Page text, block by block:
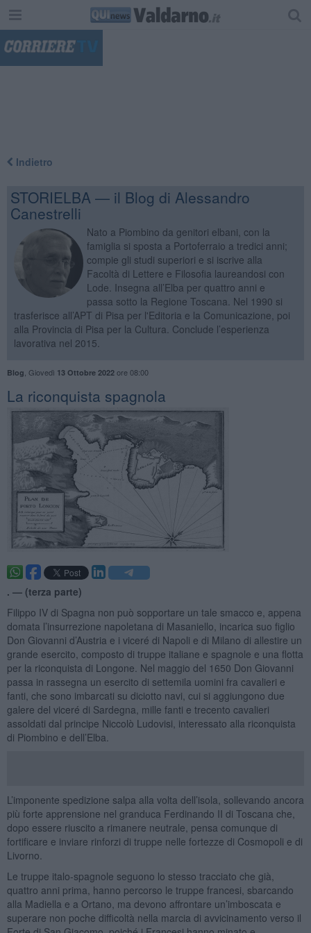
Indietro
STORIELBA — il Blog di Alessandro
Canestrelli
Nato a Piombino da genitori elbani, con la
famiglia si sposta a Portoferraio a tredici anni;
compie gli studi superiori e si iscrive alla
Facoltà di Lettere e Filosofia laureandosi con
Lode. Insegna all’Elba per quattro anni e
passa sotto la Regione Toscana. Nel 1990 si
trasferisce all’APT di Pisa per l'Editoria e la Comunicazione, poi
alla Provincia di Pisa per la Cultura. Conclude l’esperienza
lavorativa nel 2015.
Blog Giovedì 13 Ottobre 2022ore 08:00
​La riconquista spagnola
. — (terza parte)
Filippo IV di Spagna non può sopportare un tale smacco e, appena
domata l’insurrezione napoletana di Masaniello, incarica suo figlio
Don Giovanni d’Austria e i viceré di Napoli e di Milano di allestire un
grande esercito, composto di truppe italiane e spagnole e una flotta
per la riconquista di Longone. Nel maggio del 1650 Don Giovanni
passa in rassegna un esercito di settemila uomini fra cavalieri e
fanti, che sono imbarcati su diciotto navi, cui si aggiungono due
galere del viceré di Sardegna, mille fanti e trecento cavalieri
assoldati dal principe Niccolò Ludovisi, interessato alla riconquista
di Piombino e dell’Elba.
L’imponente spedizione salpa alla volta dell’isola, sollevando ancora
più forte apprensione nel granduca Ferdinando II di Toscana che,
dopo essere riuscito a rimanere neutrale, pensa comunque di
fortificare e inviare rinforzi di truppe nelle fortezze di Cosmopoli e di
Livorno.
Le truppe italo-spagnole seguono lo stesso tracciato che già,
quattro anni prima, hanno percorso le truppe francesi, sbarcando
alla Madiella e a Ortano, ma devono affrontare un’imboscata e
superare non poche difficoltà nella marcia di avvicinamento verso il